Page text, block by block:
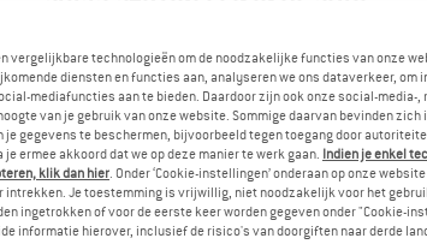
vergelijkbare technologieën om de noodzakelijke functies van onze
diensten en functies aan, analyseren we ons dataverkeer, om
mediafuncties aan te bieden. Daardoor zijn ook onze social-media-,
van je gebruik van onze website. Sommige daarvan bevinden zich
je gegevens te beschermen, bijvoorbeeld tegen toegang door
je ermee akkoord dat we op deze manier te werk gaan. Indien je enkel
klik dan hier. Onder ‘Cookie-instellingen’ onderaan op onze
intrekken. Je toestemming is vrijwillig, niet noodzakelijk voor het
ingetrokken of voor de eerste keer worden gegeven onder "Cookie-
informatie hierover, inclusief de risico's van doorgiften naar derde